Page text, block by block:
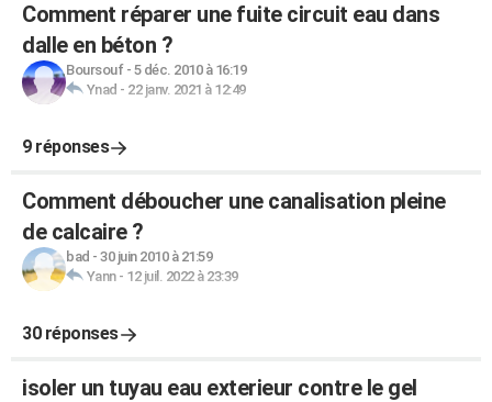
Comment réparer une fuite circuit eau dans
dalle en béton ?
Boursouf- 5 déc. 2010 à 16:19
Ynad - 22 janv. 2021 à 12:49
9 réponses
Comment déboucher une canalisation pleine
de calcaire ?
bad - 30 juin 2010 à 21:59
Yann- 12 juil. 2022 à 23:39
30 réponses
isoler un tuyau eau exterieur contre le gel